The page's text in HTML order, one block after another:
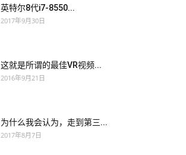
英特尔8代i7-8550...
2017年9月30日
这就是所谓的最佳VR视频...
2016年9月21日
为什么我会认为，走到第三...
2017年8月7日